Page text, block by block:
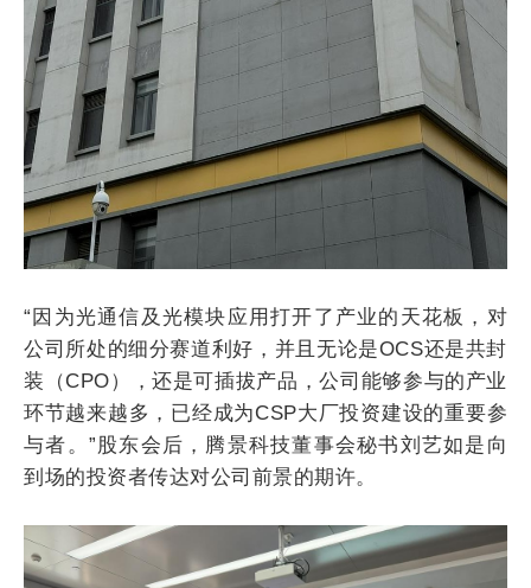
“因为光通信及光模块应用打开了产业的天花板，对
公司所处的细分赛道利好，并且无论是OCS还是共封
装（CPO），还是可插拔产品，公司能够参与的产业
环节越来越多，已经成为CSP大厂投资建设的重要参
与者。”股东会后，腾景科技董事会秘书刘艺如是向
到场的投资者传达对公司前景的期许。